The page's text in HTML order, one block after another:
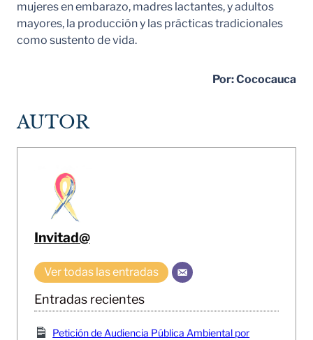
mujeres en embarazo, madres lactantes, y adultos
mayores, la producción y las prácticas tradicionales
como sustento de vida.
Por: Cococauca
AUTOR
Invitad@
Ver todas las entradas
Entradas recientes
Petición de Audiencia Pública Ambiental por